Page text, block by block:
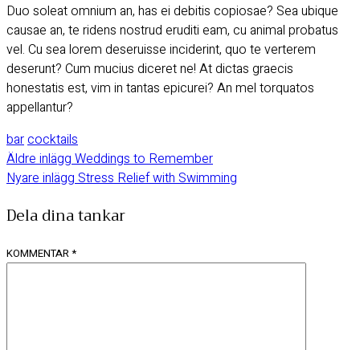
Duo soleat omnium an, has ei debitis copiosae? Sea ubique
causae an, te ridens nostrud eruditi eam, cu animal probatus
vel. Cu sea lorem deseruisse inciderint, quo te verterem
deserunt? Cum mucius diceret ne! At dictas graecis
honestatis est, vim in tantas epicurei? An mel torquatos
appellantur?
barcocktails
Äldre inläggWeddings to Remember
Nyare inläggStress Relief with Swimming
Dela dina tankar
KOMMENTAR*